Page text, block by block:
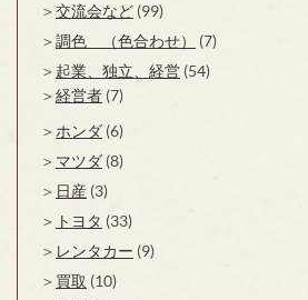
交流会など (99)
調色 （色合わせ）
(7)
起業、独立、経営 (54)
経営者 (7)
ホンダ (6)
マツダ (8)
日産 (3)
トヨタ (33)
レンタカー (9)
買取 (10)